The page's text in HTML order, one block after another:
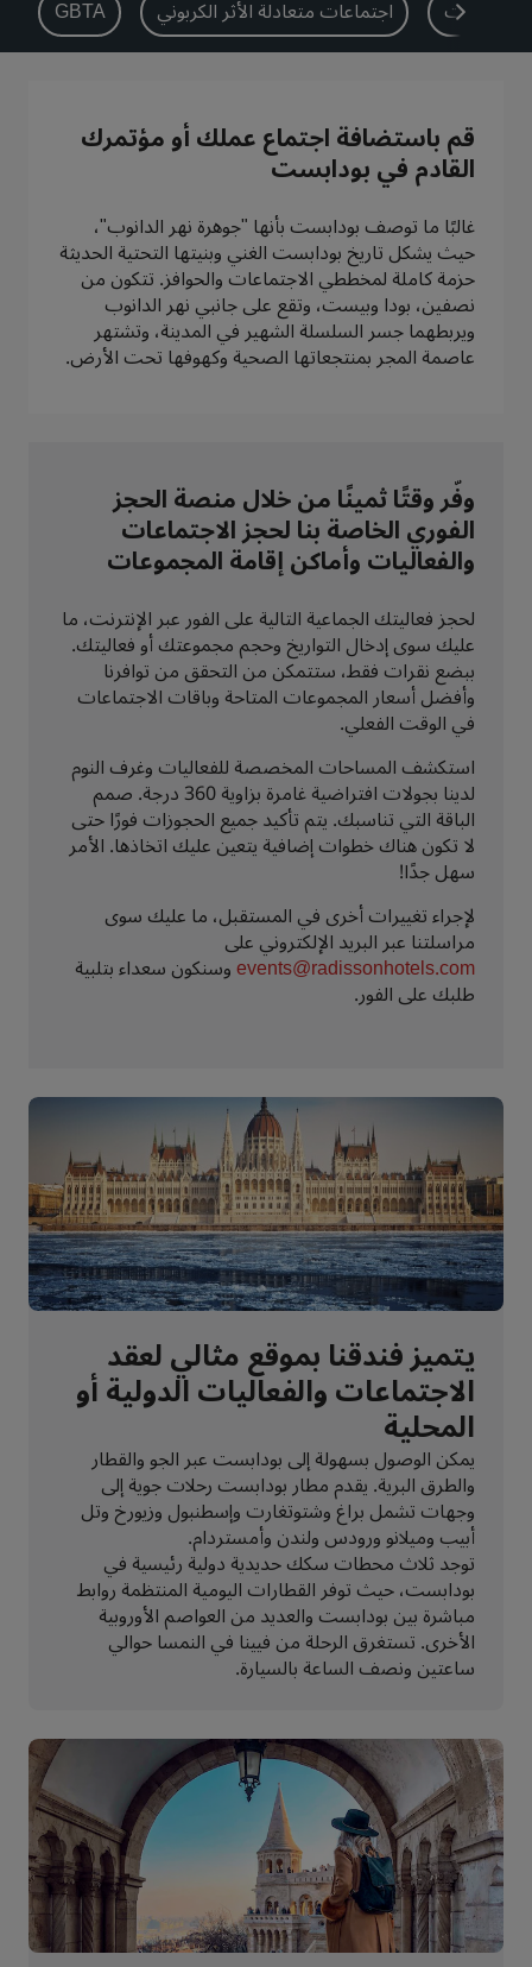
بارك بلازا بارك إن باي راديسون
Prize by Radisson كانتري إن آند سويتس
العلامات التجارية التابعة في الصين
Jin Jiang
تفضل بزيارة مدونتنا
الفعاليات اجتماعات متعادلة الأثر الكربوني GBTA
قم باستضافة اجتماع عملك أو مؤتمرك
القادم في بودابست
غالبًا ما توصف بودابست بأنها "جوهرة نهر الدانوب"،
حيث يشكل تاريخ بودابست الغني وبنيتها التحتية الحديثة
حزمة كاملة لمخططي الاجتماعات والحوافز. تتكون من
نصفين، بودا وبيست، وتقع على جانبي نهر الدانوب
ويربطهما جسر السلسلة الشهير في المدينة، وتشتهر
عاصمة المجر بمنتجعاتها الصحية وكهوفها تحت الأرض.
وفّر وقتًا ثمينًا من خلال منصة الحجز
الفوري الخاصة بنا لحجز الاجتماعات
والفعاليات وأماكن إقامة المجموعات
لحجز فعاليتك الجماعية التالية على الفور عبر الإنترنت، ما
عليك سوى إدخال التواريخ وحجم مجموعتك أو فعاليتك.
ببضع نقرات فقط، ستتمكن من التحقق من توافرنا
وأفضل أسعار المجموعات المتاحة وباقات الاجتماعات
في الوقت الفعلي.
استكشف المساحات المخصصة للفعاليات وغرف النوم
لدينا بجولات افتراضية غامرة بزاوية 360 درجة. صمم
الباقة التي تناسبك. يتم تأكيد جميع الحجوزات فورًا حتى
لا تكون هناك خطوات إضافية يتعين عليك اتخاذها. الأمر
سهل جدًا!
لإجراء تغييرات أخرى في المستقبل، ما عليك سوى
مراسلتنا عبر البريد الإلكتروني على
events@radissonhotels.comوسنكون سعداء بتلبية
طلبك على الفور.
يتميز فندقنا بموقع مثالي لعقد
الاجتماعات والفعاليات الدولية أو
المحلية
يمكن الوصول بسهولة إلى بودابست عبر الجو والقطار
والطرق البرية. يقدم مطار بودابست رحلات جوية إلى
وجهات تشمل براغ وشتوتغارت وإسطنبول وزيورخ وتل
أبيب وميلانو ورودس ولندن وأمستردام.
توجد ثلاث محطات سكك حديدية دولية رئيسية في
بودابست، حيث توفر القطارات اليومية المنتظمة روابط
مباشرة بين بودابست والعديد من العواصم الأوروبية
الأخرى. تستغرق الرحلة من فيينا في النمسا حوالي
ساعتين ونصف الساعة بالسيارة.